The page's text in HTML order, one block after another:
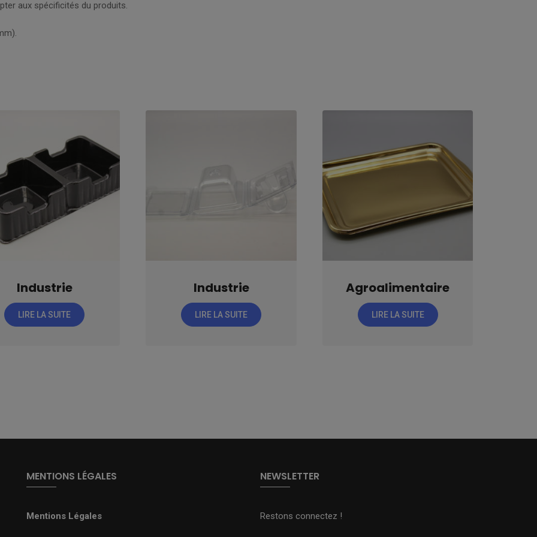
aux spécificités du produits.
Industrie
LIRE LA SUITE
Industrie
LIRE LA SUITE
Agroalimentaire
LIRE LA SUITE
MENTIONS LÉGALES
Mentions Légales
NEWSLETTER
Restons connectez !